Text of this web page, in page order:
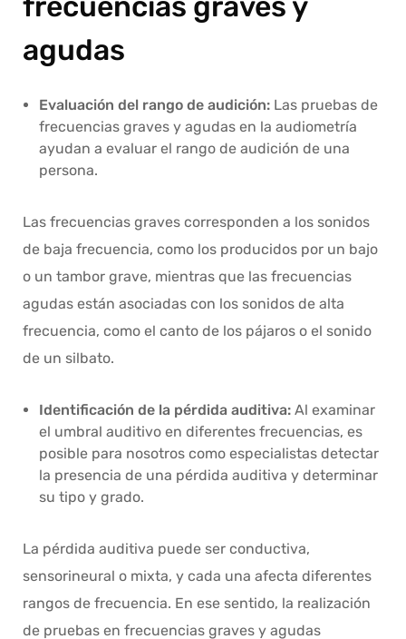
agudas
Evaluación del rango de audición: Las pruebas de
frecuencias graves y agudas en la audiometría
ayudan a evaluar el rango de audición de una
persona.
Las frecuencias graves corresponden a los sonidos
de baja frecuencia, como los producidos por un bajo
o un tambor grave, mientras que las frecuencias
agudas están asociadas con los sonidos de alta
frecuencia, como el canto de los pájaros o el sonido
de un silbato.
Identificación de la pérdida auditiva: Al examinar
el umbral auditivo en diferentes frecuencias, es
posible para nosotros como especialistas detectar
la presencia de una pérdida auditiva y determinar
su tipo y grado.
La pérdida auditiva puede ser conductiva,
sensorineural o mixta, y cada una afecta diferentes
rangos de frecuencia. En ese sentido, la realización
de pruebas en frecuencias graves y agudas